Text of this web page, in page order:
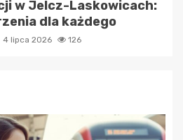
w Jelcz-Laskowicach:
dla każdego
4 lipca 2026 126